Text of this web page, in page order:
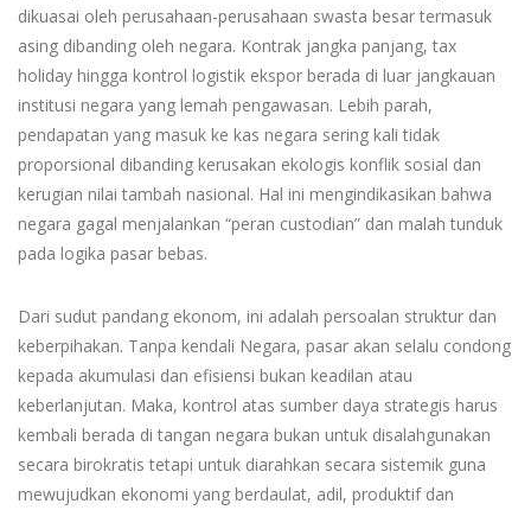
dikuasai oleh perusahaan-perusahaan swasta besar termasuk
asing dibanding oleh negara. Kontrak jangka panjang, tax
holiday hingga kontrol logistik ekspor berada di luar jangkauan
institusi negara yang lemah pengawasan. Lebih parah,
pendapatan yang masuk ke kas negara sering kali tidak
proporsional dibanding kerusakan ekologis konflik sosial dan
kerugian nilai tambah nasional. Hal ini mengindikasikan bahwa
negara gagal menjalankan “peran custodian” dan malah tunduk
pada logika pasar bebas.
Dari sudut pandang ekonom, ini adalah persoalan struktur dan
keberpihakan. Tanpa kendali Negara, pasar akan selalu condong
kepada akumulasi dan efisiensi bukan keadilan atau
keberlanjutan. Maka, kontrol atas sumber daya strategis harus
kembali berada di tangan negara bukan untuk disalahgunakan
secara birokratis tetapi untuk diarahkan secara sistemik guna
mewujudkan ekonomi yang berdaulat, adil, produktif dan